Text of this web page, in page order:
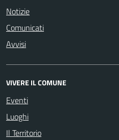
Notizie
Comunicati
Avvisi
VIVERE IL COMUNE
Eventi
Luoghi
Il Territorio